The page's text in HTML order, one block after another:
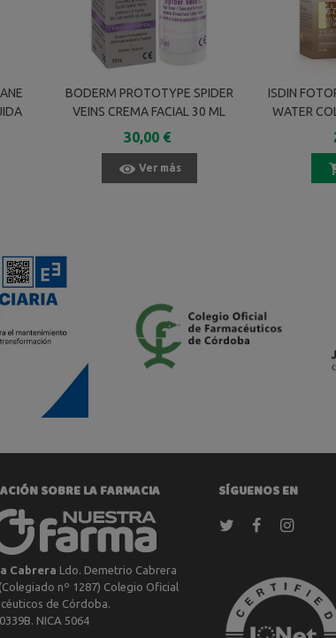
BODERM PROTOTYPE SPIDER
VEINS CREMA FACIAL 30 ML
30,00 €
Ver más
ISDIN
WATER
SOBRE LA FARMACIA
Cabrera Ldo. Demetrio Cabrera
nº 1287) Colegio Oficial
de Córdoba.
NICA 5064
SÍGUENOS EN